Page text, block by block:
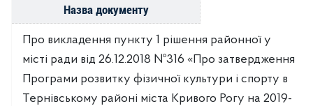
Назва документу
Про викладення пункту 1 рішення районної у
місті ради від 26.12.2018 №316 «Про затвердження
Програми розвитку фізичної культури і спорту в
Тернівському районі міста Кривого Рогу на 2019-